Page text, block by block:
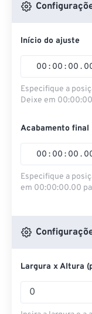
Início do ajuste
00 : 00 : 00 .
Especifique a
Deixe em
Acabamento final
00 : 00 : 00 .
Especifique a
em 00:00:00.00
Largura x Altura